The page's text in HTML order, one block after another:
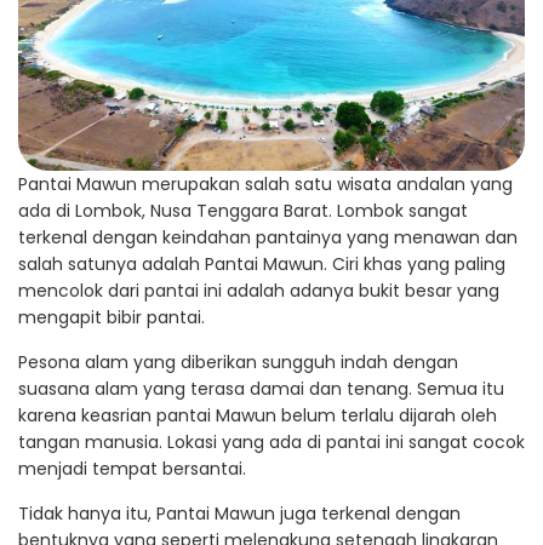
Pantai Mawun merupakan salah satu wisata andalan yang
ada di Lombok, Nusa Tenggara Barat. Lombok sangat
terkenal dengan keindahan pantainya yang menawan dan
salah satunya adalah Pantai Mawun. Ciri khas yang paling
mencolok dari pantai ini adalah adanya bukit besar yang
mengapit bibir pantai.
Pesona alam yang diberikan sungguh indah dengan
suasana alam yang terasa damai dan tenang. Semua itu
karena keasrian pantai Mawun belum terlalu dijarah oleh
tangan manusia. Lokasi yang ada di pantai ini sangat cocok
menjadi tempat bersantai.
Tidak hanya itu, Pantai Mawun juga terkenal dengan